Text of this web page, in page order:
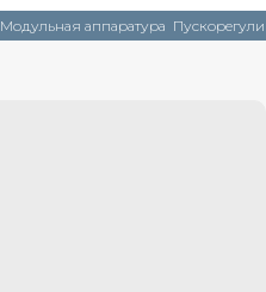
Модульная аппаратура